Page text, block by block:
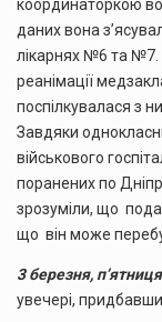
координаторкою
даних вона
лікарнях №6 та
реанімації
поспілкувалася з
Завдяки
військового
поранених по
зрозуміли, що
що він може
3 березня, п’ятниця
увечері,